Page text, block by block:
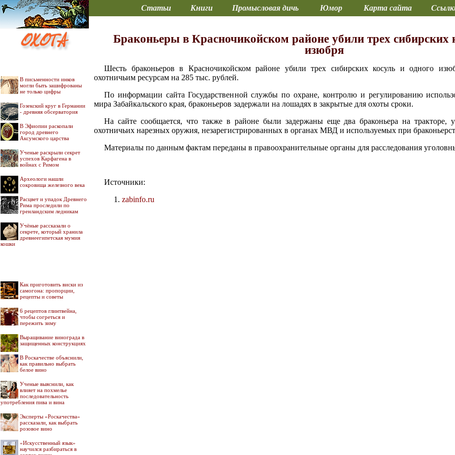
Статьи Книги Промысловая дичь Юмор Карта сайта
В письменности инков
могли быть зашифрованы
не только цифры
Гозекский круг в Германии
- древняя обсерватория
В Эфиопии раскопали
город древнего
Аксумского царства
Ученые раскрыли секрет
успехов Карфагена в
войнах с Римом
Археологи нашли
сокровища железного века
Расцвет и упадок Древнего
Рима проследили по
гренландским ледникам
Учёные рассказали о
секрете, который хранила
древнеегипетская мумия
кошки
Как приготовить виски из
самогона: пропорции,
рецепты и советы
6 рецептов глинтвейна,
чтобы согреться и
пережить зиму
Выращивание винограда в
защищенных конструкциях
В Роскачестве объяснили,
как правильно выбрать
белое вино
Ученые выяснили, как
влияет на похмелье
последовательность
употребления пива и вина
Эксперты «Роскачества»
рассказали, как выбрать
розовое вино
«Искусственный язык»
научился разбираться в
Браконьеры в Красночикойском районе убили трех сибирских
изюбря
Шесть браконьеров в Красночикойском районе убили трех сибирских косуль и одного
охотничьим ресурсам на 285 тыс. рублей.
По информации сайта Государственной службы по охране, контролю и регулированию
мира Забайкальского края, браконьеров задержали на лошадях в закрытые для охоты сроки.
На сайте сообщается, что также в районе были задержаны еще два браконьера на тракторе,
охотничьих нарезных оружия, незарегистрированных в органах МВД и используемых при
Материалы по данным фактам переданы в правоохранительные органы для расследования
Источники:
zabinfo.ru